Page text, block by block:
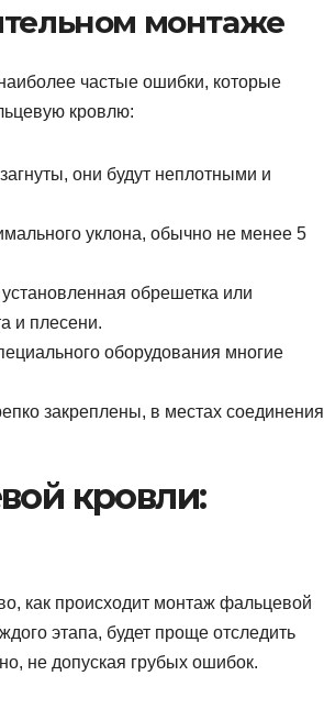
монтаже
частые ошибки, которые
кровлю:
они будут неплотными и
уклона, обычно не менее 5
обрешетка или
и плесени.
оборудования многие
закреплены, в местах соединения
кровли:
как происходит монтаж фальцевой
этапа, будет проще отследить
не допуская грубых ошибок.